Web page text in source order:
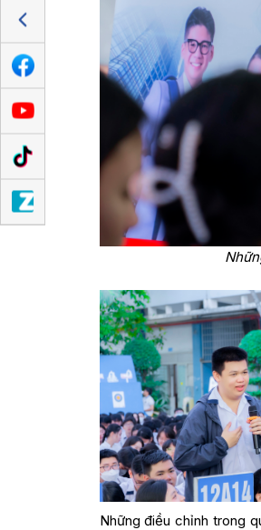
Những điều chỉnh trong